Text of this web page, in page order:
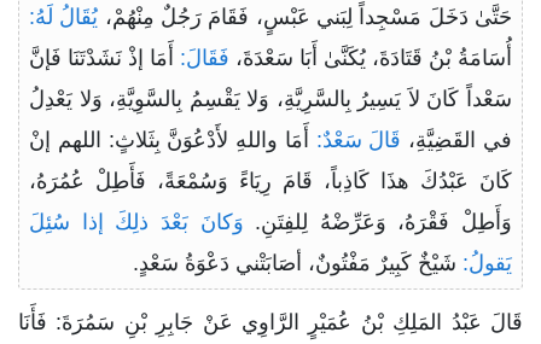
حَتَّىٰ دَخَلَ مَسْجِداً لِبَني عَبْسٍ، فَقَامَ رَجُلٌ مِنْهُمْ، يُقَالُ لَهُ:
أُسَامَةُ بْنُ قَتَادَةَ، يُكَنَّىٰ أَبَا سَعْدَةَ، فَقَالَ: أَمَا إذْ نَشَدْتَنَا فَإنَّ
سَعْداً كَانَ لاَ يَسِيرُ بِالسَّرِيَّةِ، وَلا يَقْسِمُ بِالسَّوِيَّةِ، وَلا يَعْدِلُ
في القَضِيَّةِ، قَالَ سَعْدٌ: أَمَا واللهِ لأَدْعُوَنَّ بِثَلاثٍ: اللهم إنْ
كَانَ عَبْدُكَ هذَا كَاذِباً، قَامَ رِيَاءً وَسُمْعَةً، فَأَطِلْ عُمُرَهُ،
وَأَطِلْ فَقْرَهُ، وَعَرِّضْهُ لِلفِتَنِ. وَكانَ بَعْدَ ذلِكَ إذا سُئِلَ
يَقولُ: شَيْخٌ كَبِيرٌ مَفْتُونٌ، أصَابَتْني دَعْوَةُ سَعْدٍ.
قَالَ عَبْدُ المَلِكِ بْنُ عُمَيْرٍ الرَّاوِي عَنْ جَابِرِ بْنِ سَمُرَةَ: فَأَنَا